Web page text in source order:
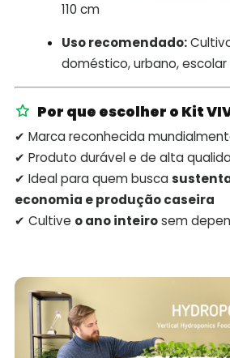
110 cm
Uso recomendado:
doméstico, urbano,
Por que escolher o Kit
✔ Marca reconhecida
✔ Produto durável e de alta
✔ Ideal para quem busca
economia e produção caseira
✔ Cultive o ano inteirosem